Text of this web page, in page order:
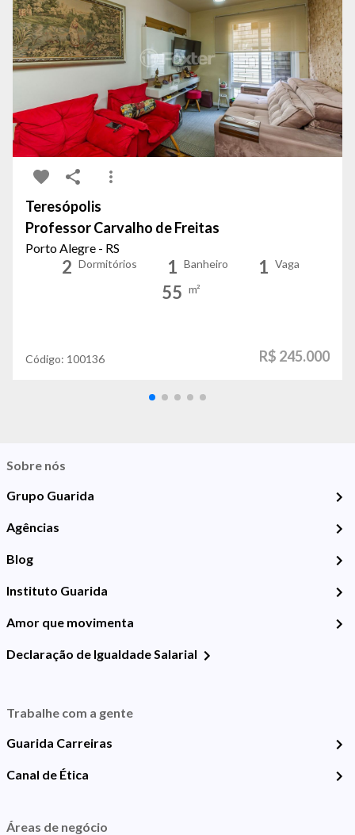
Teresópolis
Professor Carvalho de Freitas
Porto Alegre - RS
2 Dormitórios 1 Banheiro 1 Vaga
55 m²
Código: 100136 R$ 245.000
Sobre nós
Grupo Guarida
Agências
Blog
Instituto Guarida
Amor que movimenta
Declaração de Igualdade Salarial
Trabalhe com a gente
Guarida Carreiras
Canal de Ética
Áreas de negócio